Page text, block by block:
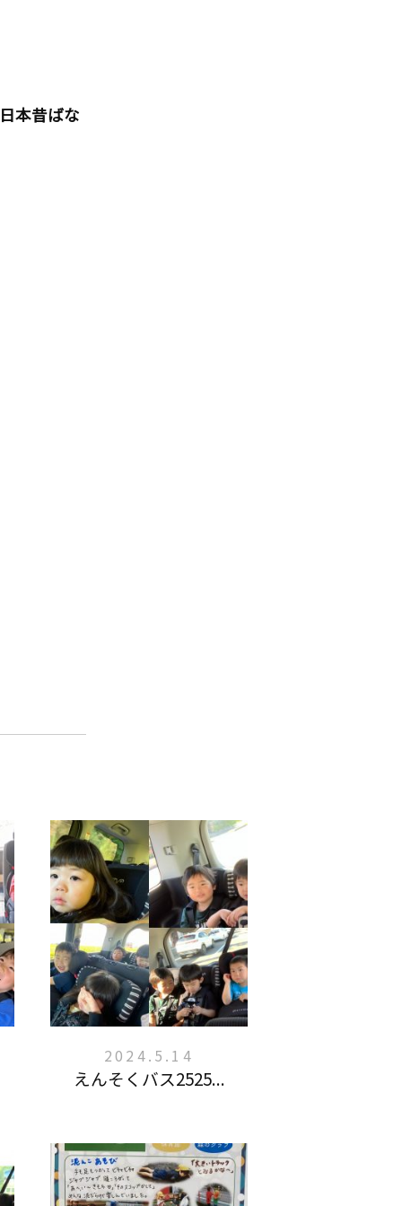
本昔ばな
2024.5.14
えんそくバス2525...